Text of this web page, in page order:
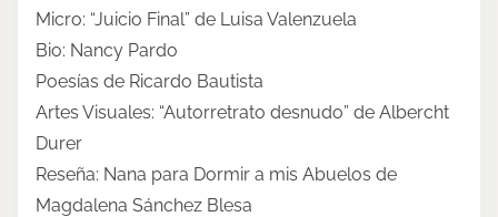
Micro: “Juicio Final” de Luisa Valenzuela
Bio: Nancy Pardo
Poesías de Ricardo Bautista
Artes Visuales: “Autorretrato desnudo” de Albercht
Durer
Reseña: Nana para Dormir a mis Abuelos de
Magdalena Sánchez Blesa